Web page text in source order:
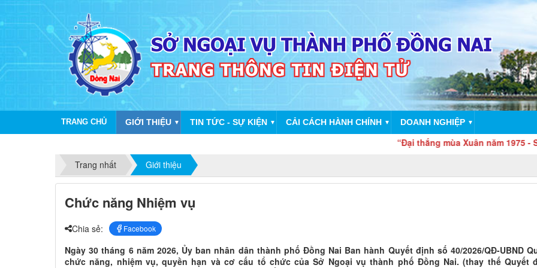
TRANG CHỦ GIỚI THIỆU ▼ TIN TỨC - SỰ KIỆN ▼ CẢI CÁCH HÀNH CHÍNH ▼ DOANH NGHIỆP ▼
“Đại thắng mùa Xuân năm 1975 - Sức
Trang nhất
Giới thiệu
Chức năng Nhiệm vụ
Chia sẻ: Facebook
Ngày 30 tháng 6 năm 2026, Ủy ban nhân dân thành phố Đồng Nai Ban hành Quyết định số 40/2026/QĐ-UBND
chức năng, nhiệm vụ, quyền hạn và cơ cấu tổ chức của Sở Ngoại vụ thành phố Đồng Nai. (thay thế Quyết